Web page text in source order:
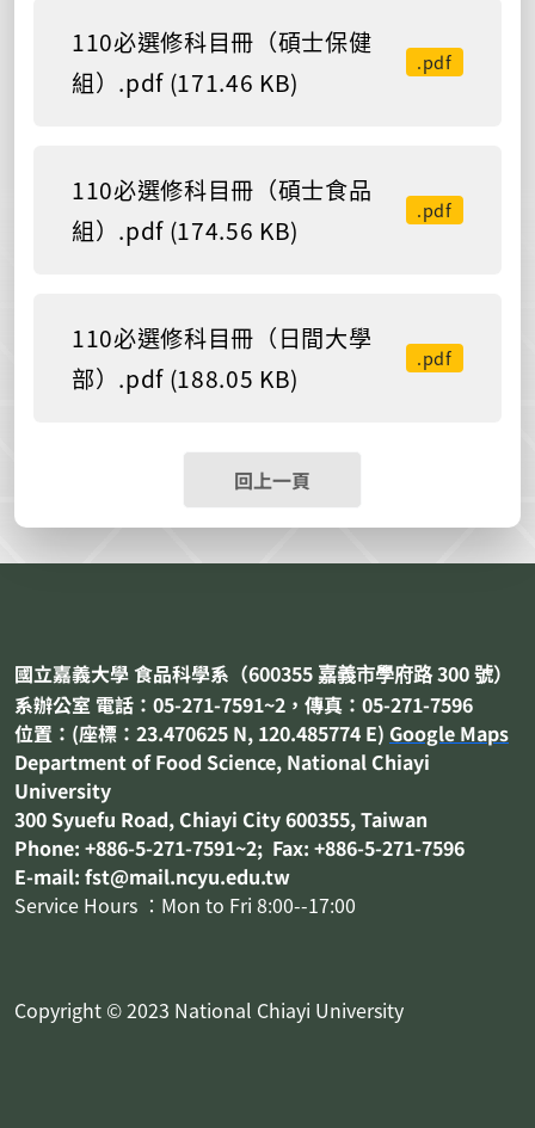
110必選修科目冊（碩士保健
組）.pdf (171.46 KB)
.pdf
110必選修科目冊（碩士食品
組）.pdf (174.56 KB)
.pdf
110必選修科目冊（日間大學
部）.pdf (188.05 KB)
.pdf
回上一頁
國立嘉義大學 食品科學系（600355 嘉義市學府路300 號）
系辦公室 電話：05-271-7591~2，傳真：05-271-7596
位置：(座標：23.470625 N, 120.485774 E) Google Maps
Department ofFood Science, National Chiayi
University
300 Syuefu Road, Chiayi City 600355, Taiwan
Phone: +886-5-271-7591~2; Fax: +886-5-271-7596
E-mail: fst@mail.ncyu.edu.tw
Service Hours ：Mon to Fri 8:00--17:00
Copyright © 2023 National Chiayi University